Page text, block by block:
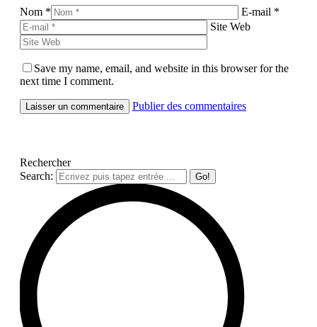
Nom *
E-mail *
Site Web
Save my name, email, and website in this browser for the
next time I comment.
Publier des commentaires
Rechercher
Search: